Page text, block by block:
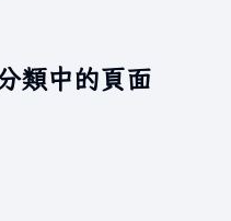
類中的頁面